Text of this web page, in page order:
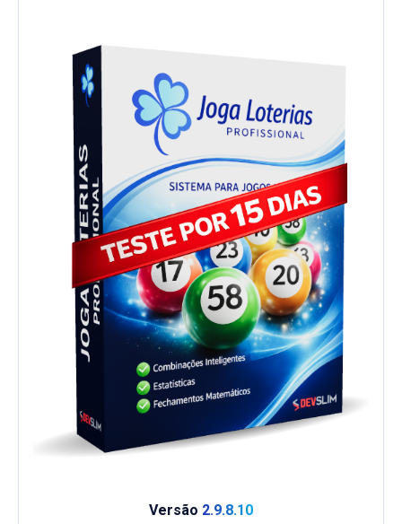
Versão 2.9.8.10